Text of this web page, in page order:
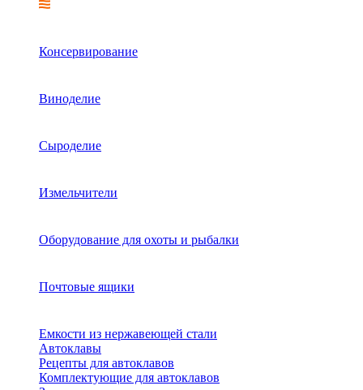
Консервирование
Виноделие
Сыроделие
Измельчители
Оборудование для охоты и рыбалки
Почтовые ящики
Емкости из нержавеющей стали
Автоклавы
Рецепты для автоклавов
Комплектующие для автоклавов